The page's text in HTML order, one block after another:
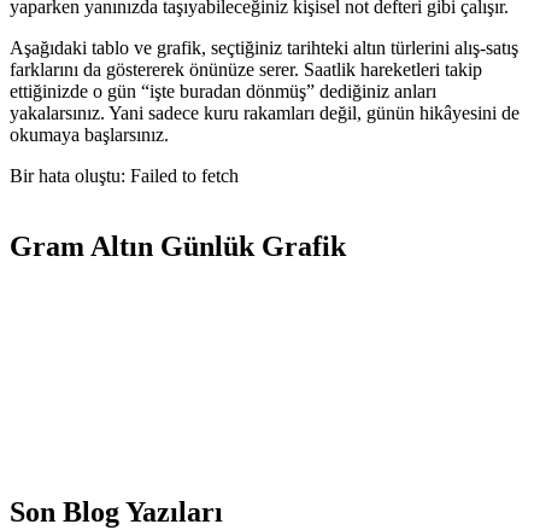
yaparken yanınızda taşıyabileceğiniz kişisel not defteri gibi çalışır.
Aşağıdaki tablo ve grafik, seçtiğiniz tarihteki altın türlerini alış-satış
farklarını da göstererek önünüze serer. Saatlik hareketleri takip
ettiğinizde o gün “işte buradan dönmüş” dediğiniz anları
yakalarsınız. Yani sadece kuru rakamları değil, günün hikâyesini de
okumaya başlarsınız.
Bir hata oluştu: Failed to fetch
Gram Altın Günlük Grafik
Son Blog Yazıları